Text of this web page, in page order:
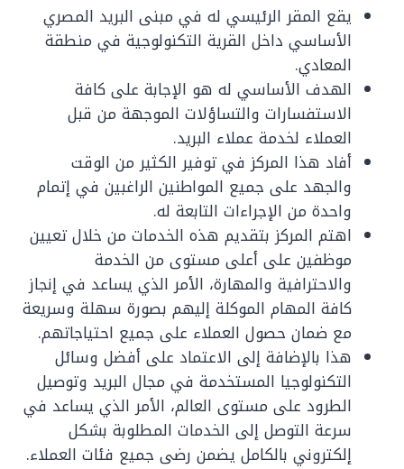
يقع المقر الرئيسي له في مبنى البريد المصري
الأساسي داخل القرية التكنولوجية في منطقة
المعادي.
الهدف الأساسي له هو الإجابة على كافة
الاستفسارات والتساؤلات الموجهة من قبل
العملاء لخدمة عملاء البريد.
أفاد هذا المركز في توفير الكثير من الوقت
والجهد على جميع المواطنين الراغبين في إتمام
واحدة من الإجراءات التابعة له.
اهتم المركز بتقديم هذه الخدمات من خلال تعيين
موظفين على أعلى مستوى من الخدمة
والاحترافية والمهارة، الأمر الذي يساعد في إنجاز
كافة المهام الموكلة إليهم بصورة سهلة وسريعة
مع ضمان حصول العملاء على جميع احتياجاتهم.
هذا بالإضافة إلى الاعتماد على أفضل وسائل
التكنولوجيا المستخدمة في مجال البريد وتوصيل
الطرود على مستوى العالم، الأمر الذي يساعد في
سرعة التوصل إلى الخدمات المطلوبة بشكل
إلكتروني بالكامل يضمن رضى جميع فئات العملاء.